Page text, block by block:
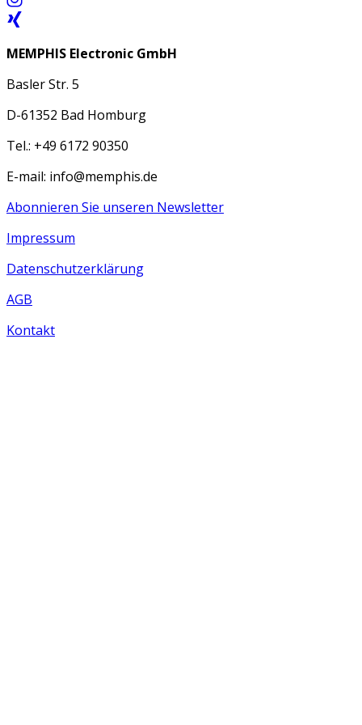
MEMPHIS Electronic GmbH
Basler Str. 5
D-61352 Bad Homburg
Tel.: +49 6172 90350
E-mail: info@memphis.de
Abonnieren Sie unseren Newsletter
Impressum
Datenschutzerklärung
AGB
Kontakt